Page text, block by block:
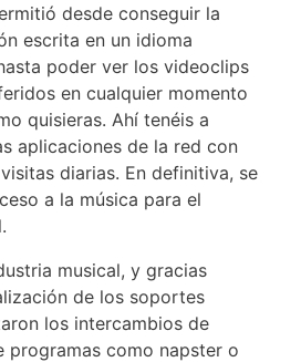
desde conseguir la
escrita en un idioma
poder ver los videoclips
en cualquier momento
quisieras. Ahí tenéis a
aplicaciones de la red con
diarias. En definitiva, se
a la música para el
musical, y gracias
de los soportes
los intercambios de
programas como napster o